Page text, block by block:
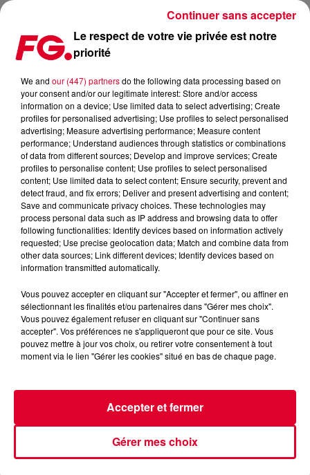
LA MUSIC STORY DE LA MATINALE FG : BORIS WAY
Publié : 10 juillet 2019 à 9h10 par Christophe HUBERT
Mercredi 10 juillet :
La music story du jour c’est celle de Boris Way…
La période estivale nous amène à découvrir ou redécouvrir
peut-être avec vous sur la plage ou au bord de la piscine. Il
Le respect de votre vie privée est notre
priorité
We and our (447) partnersdo the following data processing based on
your consent and/or our legitimate interest: Store and/or access
information on a device; Use limited data to select advertising; Create
profiles for personalised advertising; Use profiles to select personalised
advertising; Measure advertising performance; Measure content
performance; Understand audiences through statistics or combinations
of data from different sources; Develop and improve services; Create
profiles to personalise content; Use profiles to select personalised
content; Use limited data to select content; Ensure security, prevent and
detect fraud, and fix errors; Deliver and present advertising and content;
Save and communicate privacy choices. These technologies may
process personal data such as IP address and browsing data to offer
following functionalities: Identify devices based on information actively
requested; Use precise geolocation data; Match and combine data from
other data sources; Link different devices; Identify devices based on
information transmitted automatically.
Vous pouvez accepter en cliquant sur "Accepter et fermer", ou affiner en
sélectionnant les finalités et/ou partenaires dans "Gérer mes choix".
Vous pouvez également refuser en cliquant sur "Continuer sans
accepter". Vos préférences ne s'appliqueront que pour ce site. Vous
pouvez mettre à jour vos choix, ou retirer votre consentement à tout
moment via le lien "Gérer les cookies" situé en bas de chaque page.
Gérer mes choix
Accepter et fermer
Continuer sans accepter